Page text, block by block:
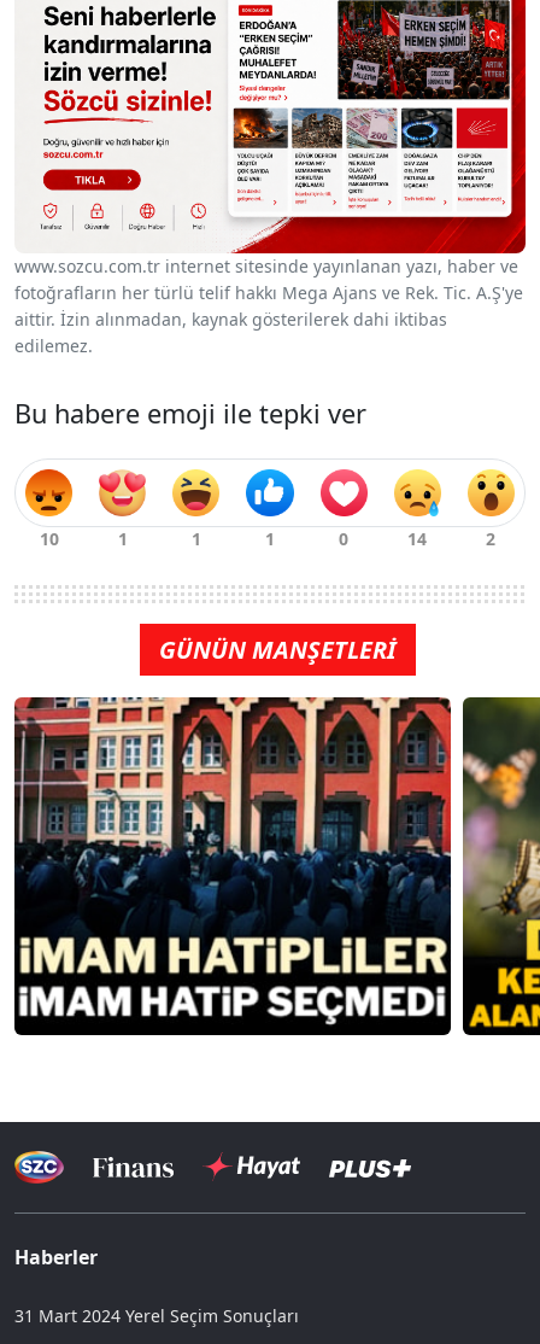
www.sozcu.com.tr internet sitesinde yayınlanan yazı, haber ve
fotoğrafların her türlü telif hakkı Mega Ajans ve Rek. Tic. A.Ş'ye
aittir. İzin alınmadan, kaynak gösterilerek dahi iktibas
edilemez.
Bu habere emoji ile tepki ver
GÜNÜN MANŞETLERİ
Haberler
31 Mart 2024 Yerel Seçim Sonuçları